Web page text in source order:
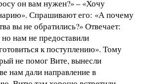
он вам нужен?» – «Хочу
Спрашивают его: «А почему
вы не обратились?» Отвечает:
нам не предоставили
к поступлению». Тому
не помог Вите, вынесли
нам дали направление в